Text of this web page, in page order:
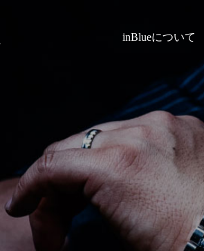
inBlueについて
ヒストリー
理念
トライフープ
着用シーン
こだわり
縫製